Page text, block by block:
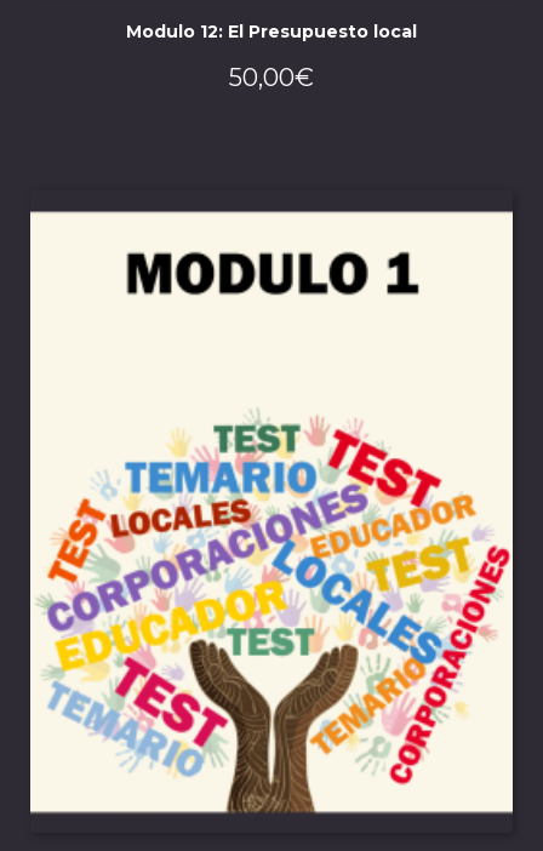
Modulo 12: El Presupuesto local
50,00€